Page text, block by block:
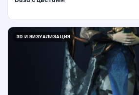
3D И ВИЗУАЛИЗАЦИЯ